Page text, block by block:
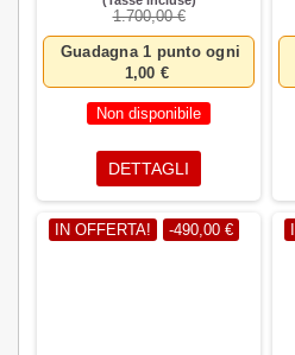
1.700,00 €
Guadagna 1 punto ogni
1,00 €
Non disponibile
DETTAGLI
IN OFFERTA! -490,00 €